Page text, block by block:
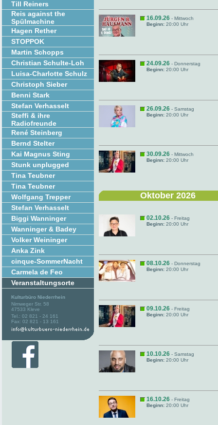
Till Reiners
Reis against the
Spülmachine
Hagen Rether
STOPPOK
Martin Schopps
Christian Schulte-Loh
Luisa-Charlotte Schulz
Christoph Sieber
Benni Stark
Stefan Verhasselt
Steffi & ihre
Radiofreunde
René Steinberg
Bernd Stelter
Kai Magnus Sting
Stunk unplugged
Tina Teubner
Tina Teubner
Wolfgang Trepper
Stefan Verhasselt
Biggi Wanninger
Wanninger & Badey
Volker Weininger
Anka Zink
cinque-SommerNacht
Carmela de Feo
Veranstaltungsorte
Kulturbüro Niederrhein
Nimweger Str. 58
47533 Kleve
Tel.: 02 821 - 24 161
Fax: 02 821 - 13 161
16.09.26 - Mittwoch
Beginn: 20:00 Uhr
24.09.26 - Donnerstag
Beginn: 20:00 Uhr
26.09.26 - Samstag
Beginn: 20:00 Uhr
30.09.26 - Mittwoch
Beginn: 20:00 Uhr
Oktober 2026
02.10.26 - Freitag
Beginn: 20:00 Uhr
08.10.26 - Donnerstag
Beginn: 20:00 Uhr
09.10.26 - Freitag
Beginn: 20:00 Uhr
10.10.26 - Samstag
Beginn: 20:00 Uhr
16.10.26 - Freitag
Beginn: 20:00 Uhr